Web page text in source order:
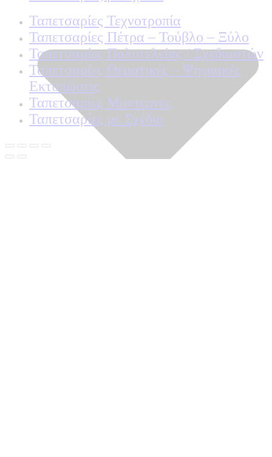
Ταπετσαρίες Τεχνοτροπία
Ταπετσαρίες Πέτρα – Τούβλο – Ξύλο
Ταπετσαρίες Πολυτελείας / Σχεδιαστών
Ταπετσαρίες Θεματικές – Ψηφιακές
Εκτυπώσεις
Ταπετσαρίες Μοντέρνες
Ταπετσαρίες με Σχέδιο